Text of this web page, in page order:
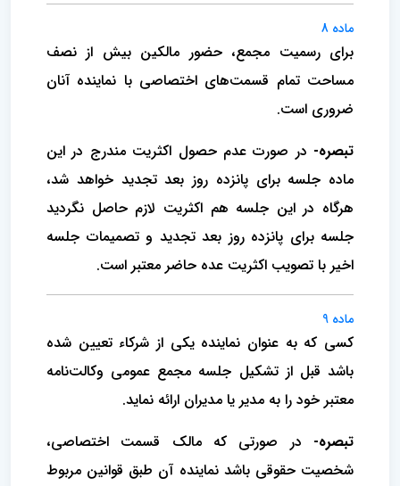
ماده 8
برای رسمیت مجمع‌، حضور مالکین بیش از نصف‌
مساحت تمام قسمت‌های اختصاصی با نماینده آنان
ضروری است‌.
تبصره- در صورت عدم حصول اکثریت مندرج در این
ماده‌ جلسه برای پانزده روز بعد تجدید خواهد شد،
هرگاه در این جلسه‌ هم اکثریت لازم حاصل نگردید
جلسه برای پانزده روز بعد تجدید و تصمیمات جلسه
اخیر با تصویب اکثریت عده حاضر معتبر است‌.
ماده 9
کسی که به عنوان نماینده یکی از شرکاء تعیین شده‌
باشد قبل از تشکیل جلسه مجمع عمومی وکالت‌نامه
معتبر خود را به‌ مدیر یا مدیران ارائه نماید.
تبصره- در صورتی که مالک قسمت اختصاصی‌،
شخصیت‌ حقوقی باشد نماینده آن طبق قوانین مربوط